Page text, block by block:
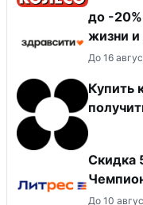
до -20%
жизни и
До 16
Купить
Скидка
До 10